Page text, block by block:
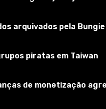
Inscreva-se no jogo
arquivados pela Bungie
piratas em Taiwan
de monetização